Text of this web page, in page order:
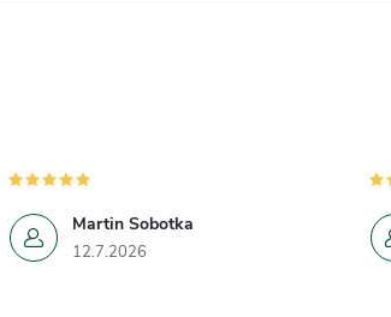
Martin Sobotka
12.7.2026